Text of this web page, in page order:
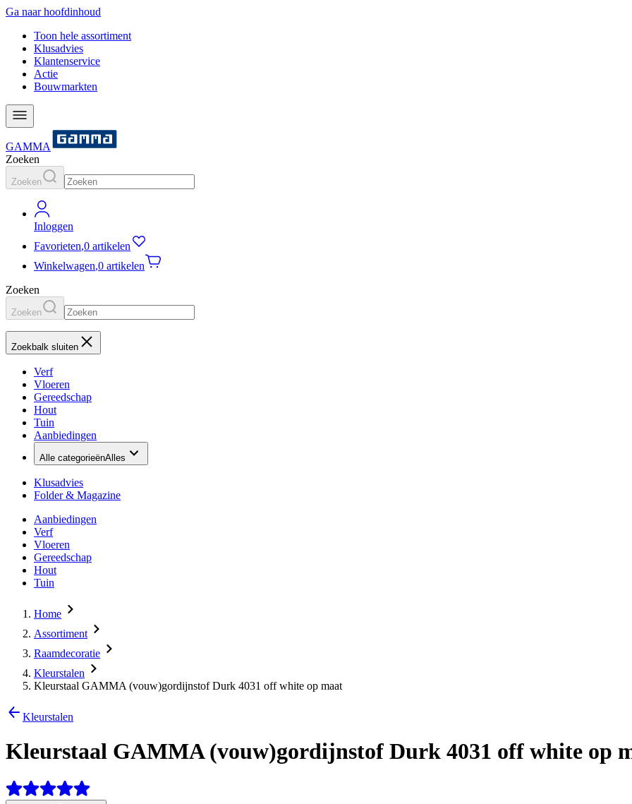
Ga naar hoofdinhoud
Toon hele assortiment
Klusadvies
Klantenservice
Actie
Bouwmarkten
GAMMA
Zoeken
Zoeken
Inloggen
Favorieten,0 artikelen
Winkelwagen,0 artikelen
Zoeken
Zoeken
Zoekbalk sluiten
Verf
Vloeren
Gereedschap
Hout
Tuin
Aanbiedingen
Alle categorieënAlles
Klusadvies
Folder & Magazine
Aanbiedingen
Verf
Vloeren
Gereedschap
Hout
Tuin
Home
Assortiment
Raamdecoratie
Kleurstalen
Kleurstaal GAMMA (vouw)gordijnstof Durk 4031 off white op maat
Kleurstalen
Kleurstaal GAMMA (vouw)gordijnstof Durk 4031 off white op